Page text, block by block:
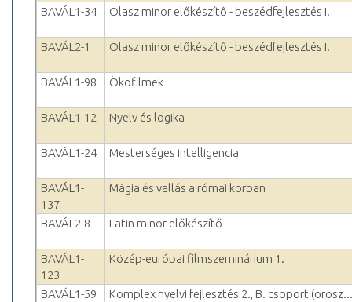
BAVÁL1-34 Olasz minor előkészítő - beszédfejlesztés I.
BAVÁL2-1 Olasz minor előkészítő - beszédfejlesztés I.
BAVÁL1-98 Ökofilmek
BAVÁL1-12 Nyelv és logika
BAVÁL1-24 Mesterséges intelligencia
BAVÁL1-
137
Mágia és vallás a római korban
BAVÁL2-8 Latin minor előkészítő
BAVÁL1-
123
Közép-európai filmszeminárium 1.
BAVÁL1-59 Komplex nyelvi fejlesztés 2., B. csoport (orosz...